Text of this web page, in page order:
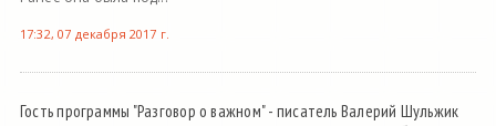
17:32, 07 декабря 2017 г.
Гость программы "Разговор о важном" - писатель Валерий Шульжик